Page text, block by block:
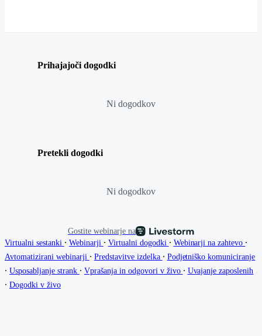
Prihajajoči dogodki
Ni dogodkov
Pretekli dogodki
Ni dogodkov
Gostite webinarje na
Virtualni sestanki ∙ Webinarji ∙ Virtualni dogodki ∙ Webinarji na zahtevo ∙
Avtomatizirani webinarji ∙ Predstavitve izdelka ∙ Podjetniško komuniciranje
∙ Usposabljanje strank ∙ Vprašanja in odgovori v živo ∙ Uvajanje zaposlenih
∙ Dogodki v živo